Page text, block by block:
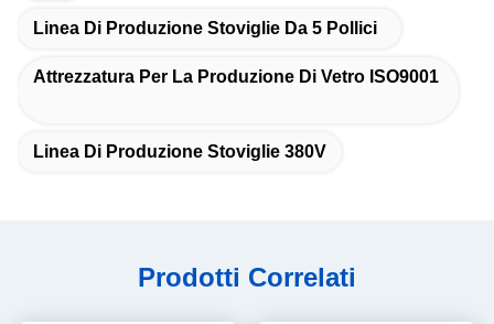
Linea Di Produzione Stoviglie Da 5 Pollici
Attrezzatura Per La Produzione Di Vetro ISO9001
Linea Di Produzione Stoviglie 380V
Prodotti Correlati